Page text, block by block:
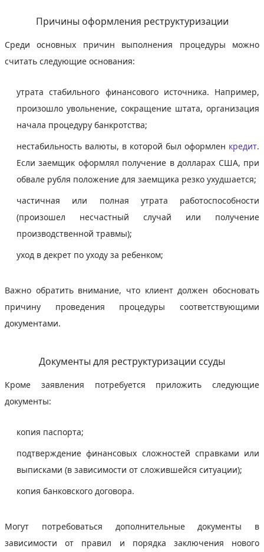
Причины оформления реструктуризации
Среди основных причин выполнения процедуры можно
считать следующие основания:
утрата стабильного финансового источника. Например,
произошло увольнение, сокращение штата, организация
начала процедуру банкротства;
нестабильность валюты, в которой был оформлен кредит.
Если заемщик оформлял получение в долларах США, при
обвале рубля положение для заемщика резко ухудшается;
частичная или полная утрата работоспособности
(произошел несчастный случай или получение
производственной травмы);
уход в декрет по уходу за ребенком;
Важно обратить внимание, что клиент должен обосновать
причину проведения процедуры соответствующими
документами.
Документы для реструктуризации ссуды
Кроме заявления потребуется приложить следующие
документы:
копия паспорта;
подтверждение финансовых сложностей справками или
выписками (в зависимости от сложившейся ситуации);
копия банковского договора.
Могут потребоваться дополнительные документы в
зависимости от правил и порядка заключения нового